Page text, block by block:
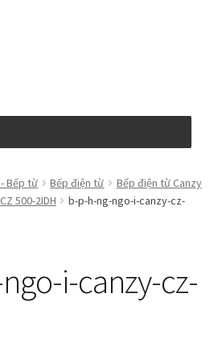
Bếp từ Bếp điện từ
Bếp điện từ Canzy
500-2IDH
b-p-h-ng-ngo-i-canzy-cz-
i-canzy-cz-